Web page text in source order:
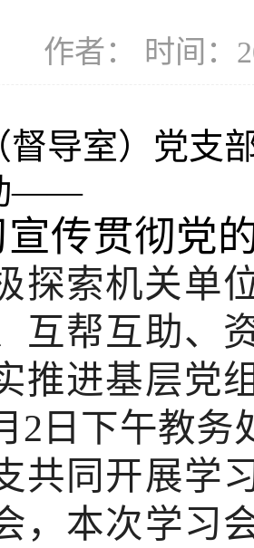
作者： 时间：
督导室）党支
——
宣传贯彻党
探索机关单
互帮互助、
推进基层党
2 日下午教务
共同开展学
，本次学习